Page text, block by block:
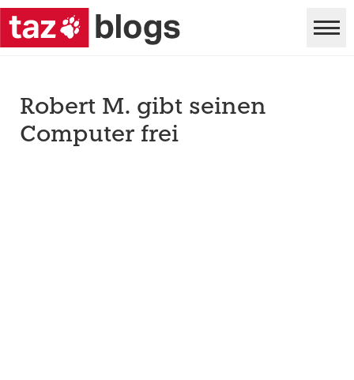
Robert M. gibt seinen
Computer frei